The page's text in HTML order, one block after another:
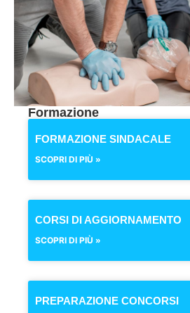
Formazione
FORMAZIONE SINDACALE
SCOPRI DI PIÙ »
CORSI DI AGGIORNAMENTO
SCOPRI DI PIÙ »
PREPARAZIONE CONCORSI